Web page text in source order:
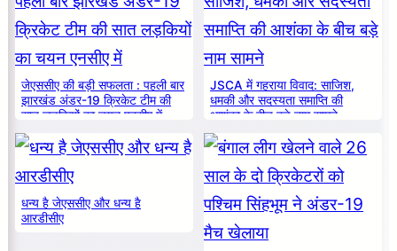
जेएससीए की बड़ी सफलता : पहली बार
झारखंड अंडर-19 क्रिकेट टीम की
सात लड़कियों का चयन एनसीए में
JSCA में गहराया विवाद: साजिश,
धमकी और सदस्यता समाप्ति की
आशंका के बीच बड़े नाम सामने
धन्य है जेएससीए और धन्य है
आरडीसीए